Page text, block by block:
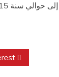
سنة 1915.